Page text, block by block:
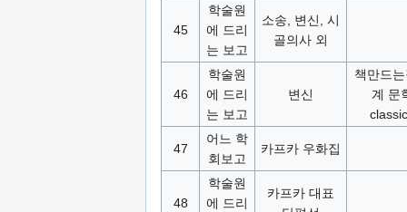
45
학술원
에 드리
는 보고
소송, 변신, 시
골의사 외
46
학술원
에 드리
는 보고
변신
책만드
계 문
47
어느 학
회보고
카프카 우화집
48
학술원
에 드리
카프카 대표